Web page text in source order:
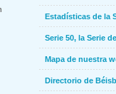
Estadísticas de la
Serie 50, la Serie
Mapa de nuestra
Directorio de